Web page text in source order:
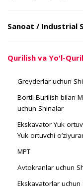
Sanoat / Industrial
Qurilish va Yo'l-
Greyderlar uchun
Bortli Burilish bilan
uchun Shinalar
Ekskavator Yuk
Yuk ortuvchi
MPT
Avtokranlar uchun
Ekskavatorlar uchun